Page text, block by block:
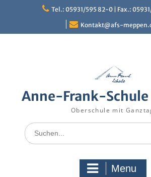
Tel.: 05931/595 82-0 | Fax.:
Kontakt@afs-
Anne-Frank-
Oberschule mit
Search
for:
Menu